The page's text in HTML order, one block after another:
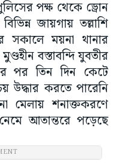
পক্ষ থেকে ড্রোন
জায়গায় তল্লাশি
সকালে ময়না থানার
বস্তাবন্দি যুবতীর
পর তিন দিন কেটে
উদ্ধার করতে পারেনি
মেলায় শনাক্তকরণে
আতান্তরে পড়েছে